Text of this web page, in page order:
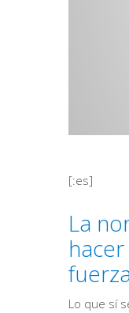
[:es]
La
Lo que sí